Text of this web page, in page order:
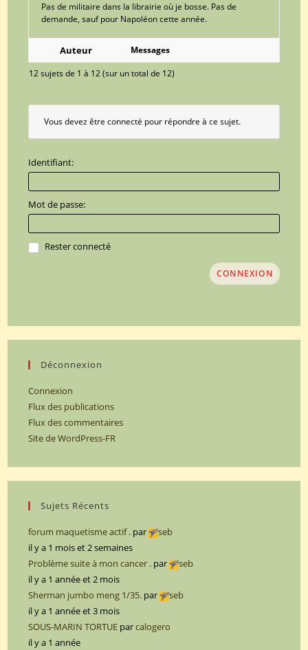
Pas de militaire dans la librairie où je bosse. Pas de
demande, sauf pour Napoléon cette année.
Auteur
Messages
12 sujets de 1 à 12 (sur un total de 12)
Vous devez être connecté pour répondre à ce sujet.
Identifiant:
Mot de passe:
Rester connecté
CONNEXION
Déconnexion
Connexion
Flux des publications
Flux des commentaires
Site de WordPress-FR
Sujets Récents
forum maquetisme actif . par
seb
il y a 1 mois et 2 semaines
Problème suite à mon cancer . par
seb
il y a 1 année et 2 mois
Sherman jumbo meng 1/35. par
seb
il y a 1 année et 3 mois
SOUS-MARIN TORTUE parcalogero
il y a 1 année